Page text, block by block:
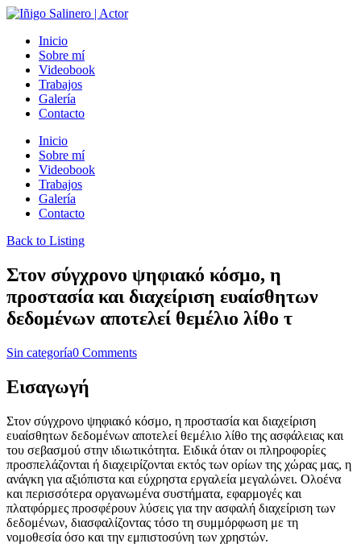
Inicio
Sobre mí
Videobook
Trabajos
Galería
Contacto
Inicio
Sobre mí
Videobook
Trabajos
Galería
Contacto
Back to Listing
Στον σύγχρονο ψηφιακό κόσμο, η
προστασία και διαχείριση ευαίσθητων
δεδομένων αποτελεί θεμέλιο λίθο τ
Sin categoría0 Comments
Εισαγωγή
Στον σύγχρονο ψηφιακό κόσμο, η προστασία και διαχείριση
ευαίσθητων δεδομένων αποτελεί θεμέλιο λίθο της ασφάλειας και
του σεβασμού στην ιδιωτικότητα. Ειδικά όταν οι πληροφορίες
προσπελάζονται ή διαχειρίζονται εκτός των ορίων της χώρας μας, η
ανάγκη για αξιόπιστα και εύχρηστα εργαλεία μεγαλώνει. Ολοένα
και περισσότερα οργανωμένα συστήματα, εφαρμογές και
πλατφόρμες προσφέρουν λύσεις για την ασφαλή διαχείριση των
δεδομένων, διασφαλίζοντας τόσο τη συμμόρφωση με τη
νομοθεσία όσο και την εμπιστοσύνη των χρηστών.